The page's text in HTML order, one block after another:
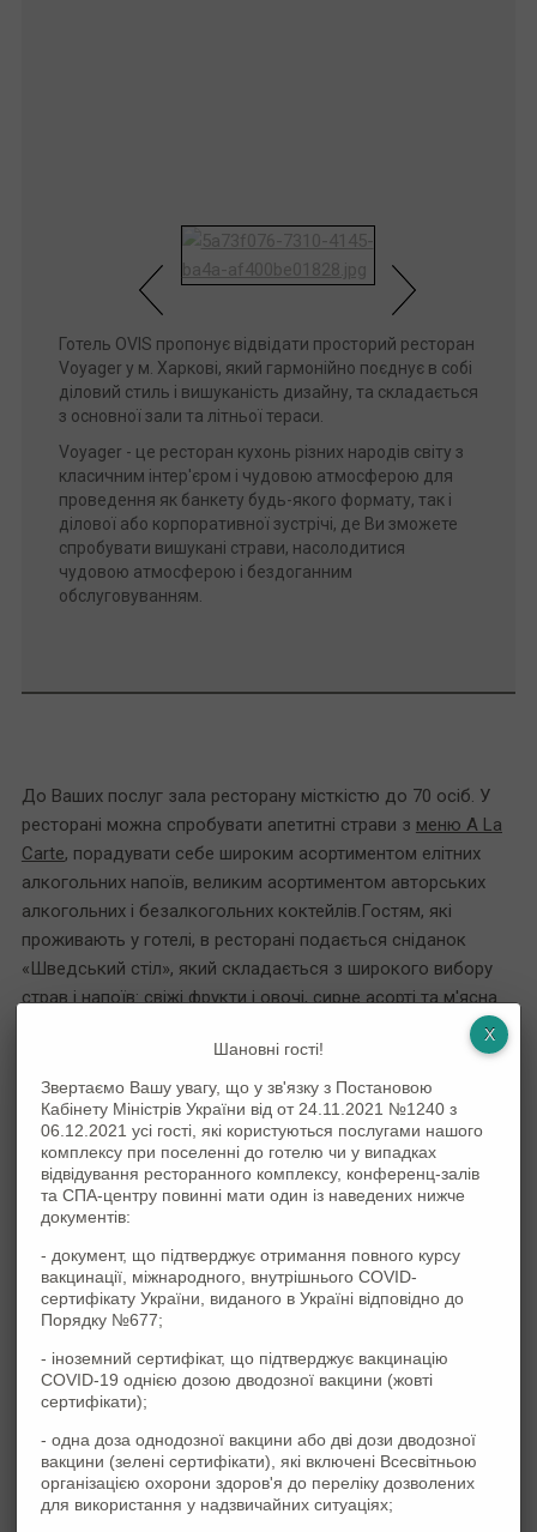
Готель OVIS пропонує відвідати просторий ресторан
Voyager у м. Харкові, який гармонійно поєднує в собі
діловий стиль і вишуканість дизайну, та складається
з основної зали та літньої тераси.
Voyager - це ресторан кухонь різних народів світу з
класичним інтер'єром і чудовою атмосферою для
проведення як банкету будь-якого формату, так і
ділової або корпоративної зустрічі, де Ви зможете
спробувати вишукані страви, насолодитися
чудовою атмосферою і бездоганним
обслуговуванням.
До Ваших послуг зала ресторану місткістю до 70 осіб. У
ресторані можна спробувати апетитні страви з меню A La
Carte, порадувати себе широким асортиментом елітних
алкогольних напоїв, великим асортиментом авторських
алкогольних і безалкогольних коктейлів.Гостям, які
проживають у готелі, в ресторані подається сніданок
«Шведський стіл», який складається з широкого вибору
страв і напоїв: свіжі фрукти і овочі, сирне асорті та м'ясна
гастрономія, сезонні салати, йогурти, страви з яєць на
вибір, гарячі овочеві, рибні та м'ясні страви, свіжа випічка
та фірмові кондитерські вироби, різні види кави і чаю. Для
дітей до 9 років включно - сніданок безкоштовний.
У теплу пору року Ви можете посидіти на свіжому повітрі
на літній терасі нашого ресторану. Ідеальна зона на
квітучому затишному майданчику дозволить скуштувати
послухати приємну музику і просто насолодитися чудовою
атмосферою.
народження, дитяче свято, ділову вечерю, тоді сміливо
вибирайте ресторан Voyager. Також Ви можете провести
корпоратив, замовити комплексне харчування,
відсвяткувати будь-яку пам'ятну дату в компанії близьких
людей. Ми допоможемо Вам втілити в життя будь-яку
важливу подію для Вас!
Шановні гості!
Звертаємо Вашу увагу, що у зв'язку з Постановою
Кабінету Міністрів України від от 24.11.2021 №1240 з
06.12.2021 усі гості, які користуються послугами нашого
комплексу при поселенні до готелю чи у випадках
відвідування ресторанного комплексу, конференц-залів
та СПА-центру повинні мати один із наведених нижче
документів:
- документ, що підтверджує отримання повного курсу
вакцинації, міжнародного, внутрішнього COVID-
сертифікату України, виданого в Україні відповідно до
Порядку №677;
- іноземний сертифікат, що підтверджує вакцинацію
COVID-19 однією дозою дводозної вакцини (жовті
сертифікати);
- одна доза однодозної вакцини або дві дози дводозної
вакцини (зелені сертифікати), які включені Всесвітньою
організацією охорони здоров'я до переліку дозволених
для використання у надзвичайних ситуаціях;